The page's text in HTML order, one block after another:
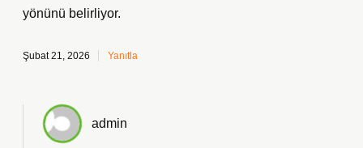
yönünü belirliyor.
Şubat 21, 2026 Yanıtla
admin